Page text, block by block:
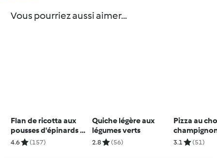
Vous pourriez aussi aimer...
Flan de ricotta aux
pousses d'épinards et
pistaches
4.6 (157)
Quiche légère aux
légumes verts
2.8 (56)
Pizza au
3.1 (51)